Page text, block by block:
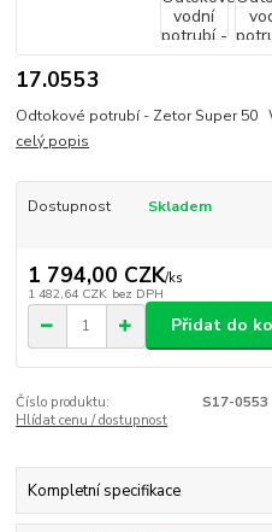
17.0553
Odtokové potrubí - Zetor Super 50
celý popis
Dostupnost Skladem
1 794,00 CZK/ks
1 482,64 CZK bez DPH
Přidat do
Číslo produktu:
S17-0553
Hlídat cenu / dostupnost
Kompletní specifikace